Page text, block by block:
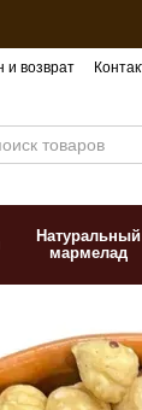
и возврат
Натуральный
мармелад